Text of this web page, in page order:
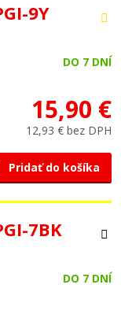
9Y
DO 7 DNÍ
15,90 €
12,93 € bez DPH
Pridať do košíka
7BK
DO 7 DNÍ